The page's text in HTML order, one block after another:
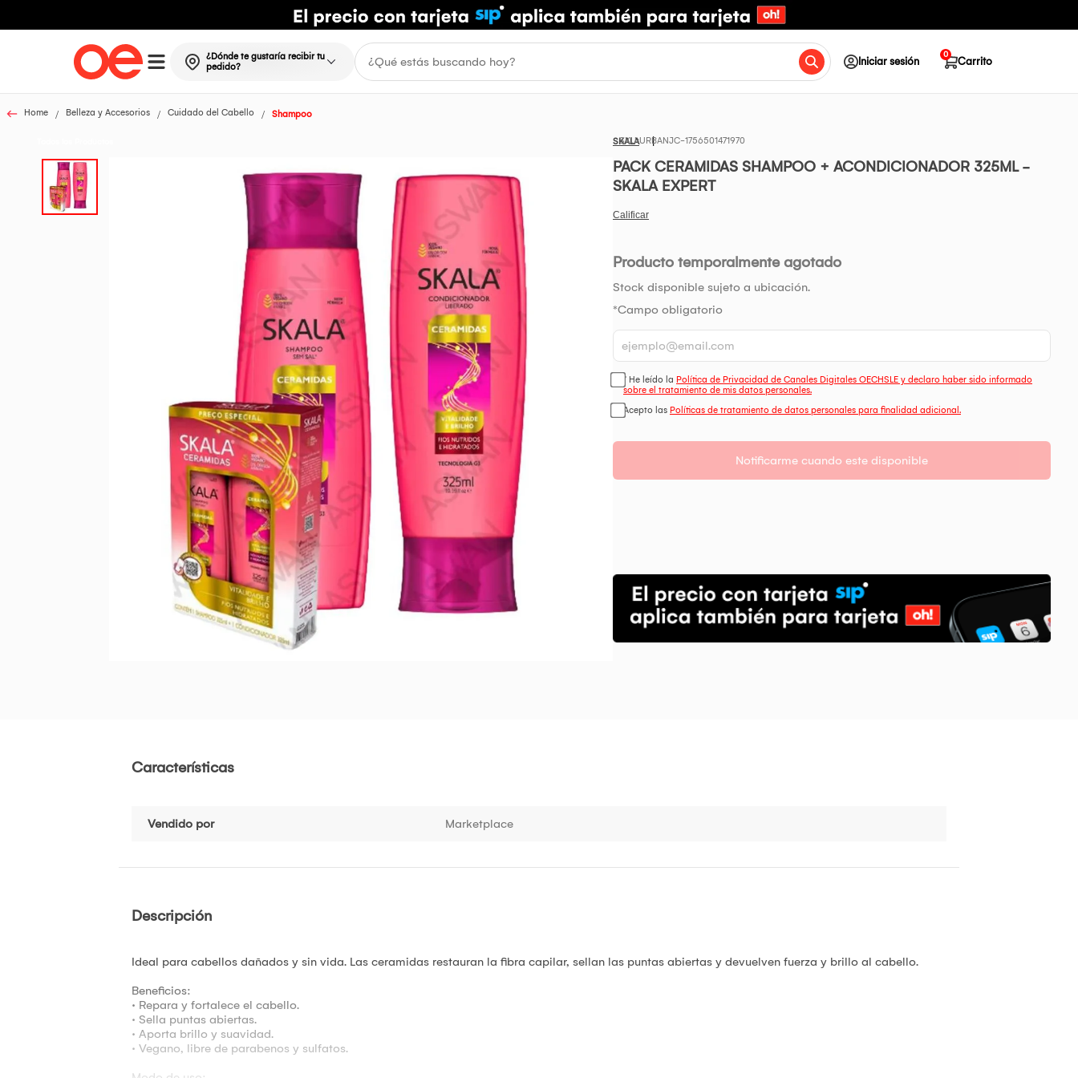
¿Dónde te gustaría recibir tu
pedido?
Iniciar sesión Carrito
0
Home Belleza y Accesorios Cuidado del Cabello Shampoo
SKALAURBANJC-1756501471970
PACK CERAMIDAS SHAMPOO + ACONDICIONADOR 325ML -
SKALA EXPERT
Producto temporalmente agotado
Stock disponible sujeto a ubicación.
*Campo obligatorio
* He leído la Política de Privacidad de Canales Digitales OECHSLE y declaro haber sido informado
sobre el tratamiento de mis datos personales.
Acepto las Políticas de tratamiento de datos personales para finalidad adicional.
Notificarme cuando este disponible
Características
Vendido por Marketplace
Descripción
Ideal para cabellos dañados y sin vida. Las ceramidas restauran la fibra capilar, sellan las puntas abiertas y devuelven fuerza y brillo al cabello.
Beneficios:
· Repara y fortalece el cabello.
· Sella puntas abiertas.
· Aporta brillo y suavidad.
· Vegano, libre de parabenos y sulfatos.